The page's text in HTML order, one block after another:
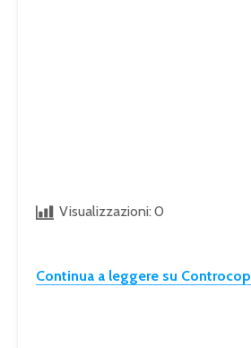
Visualizzazioni: 0
Continua a leggere su